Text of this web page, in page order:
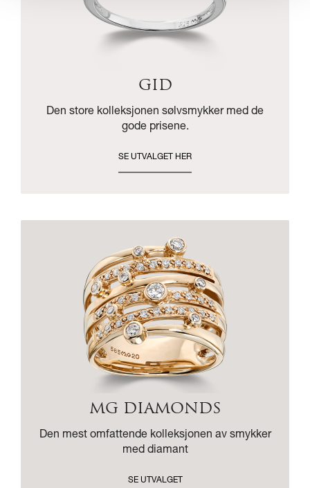
GID
Den store kolleksjonen sølvsmykker med de
gode prisene.
SE UTVALGET HER
MG DIAMONDS
Den mest omfattende kolleksjonen av smykker
med diamant
SE UTVALGET